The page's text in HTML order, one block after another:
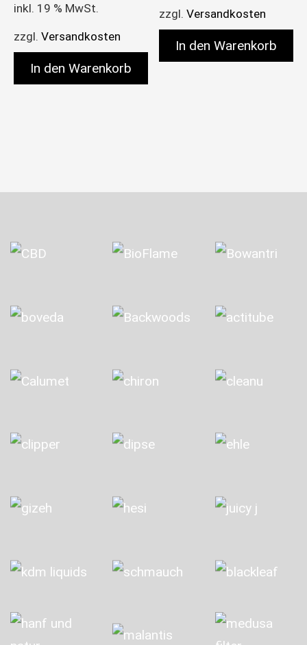
inkl. 19 % MwSt.
zzgl. Versandkosten
In den Warenkorb
zzgl.Versandkosten
In den Warenkorb